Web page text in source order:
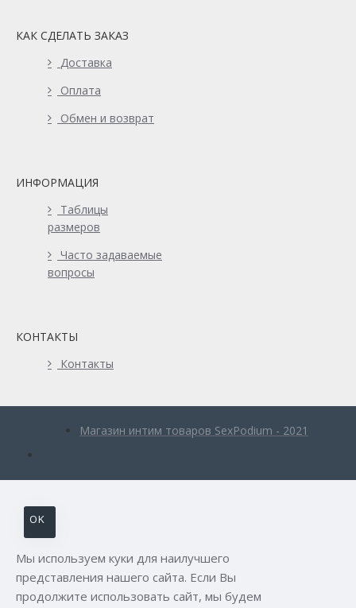
КАК СДЕЛАТЬ ЗАКАЗ
Доставка
Оплата
Обмен и возврат
ИНФОРМАЦИЯ
Таблицы
размеров
Часто задаваемые
вопросы
КОНТАКТЫ
Контакты
Магазин интим товаров SexPodium - 2021
OK
Мы используем куки для наилучшего
представления нашего сайта. Если Вы
продолжите использовать сайт, мы будем